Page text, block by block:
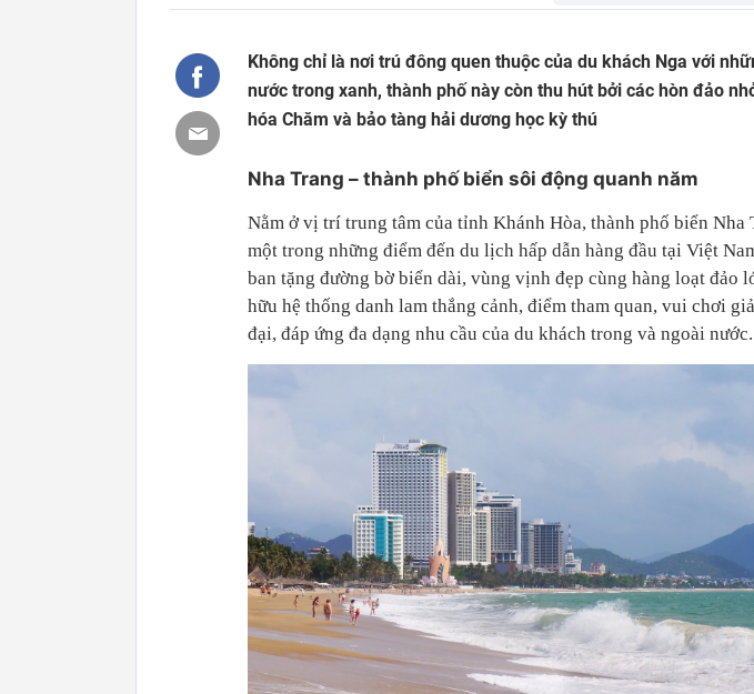
Không chỉ là nơi trú đông quen thuộc của du khách Nga với
nước trong xanh, thành phố này còn thu hút bởi các hòn đảo
hóa Chăm và bảo tàng hải dương học kỳ thú
Nha Trang – thành phố biển sôi động quanh năm
Nằm ở vị trí trung tâm của tỉnh Khánh Hòa, thành phố biển Nha
một trong những điểm đến du lịch hấp dẫn hàng đầu tại Việt
ban tặng đường bờ biển dài, vùng vịnh đẹp cùng hàng loạt đảo
hữu hệ thống danh lam thắng cảnh, điểm tham quan, vui chơi
đại, đáp ứng đa dạng nhu cầu của du khách trong và ngoài nước.